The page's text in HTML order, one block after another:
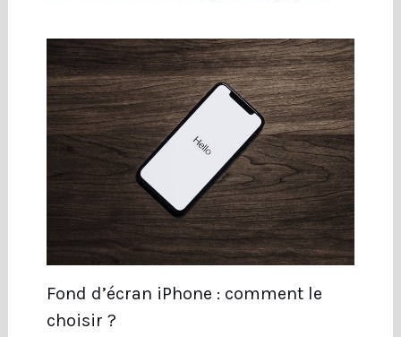
Fond d’écran iPhone : comment le
choisir ?